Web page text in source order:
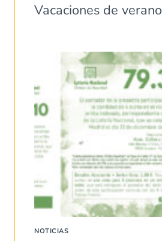
Vacaciones de verano
NOTICIAS